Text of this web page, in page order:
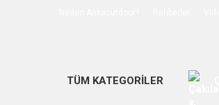
TÜM KATEGORİLER